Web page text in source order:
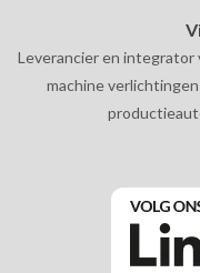
Leverancier en integrator
machine